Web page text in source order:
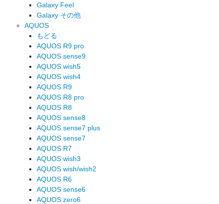
Galaxy Feel
Galaxy その他
AQUOS
もどる
AQUOS R9 pro
AQUOS sense9
AQUOS wish5
AQUOS wish4
AQUOS R9
AQUOS R8 pro
AQUOS R8
AQUOS sense8
AQUOS sense7 plus
AQUOS sense7
AQUOS R7
AQUOS wish3
AQUOS wish/wish2
AQUOS R6
AQUOS sense6
AQUOS zero6